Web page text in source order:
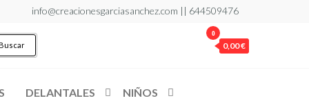
info@creacionesgarciasanchez.com || 644509476
0
0,00 €
DELANTALES NIÑOS